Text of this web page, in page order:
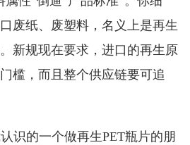
废纸、废塑料，名义上是再生
新规现在要求，进口的再生原
槛，而且整个供应链要可追
识的一个做再生PET瓶片的朋